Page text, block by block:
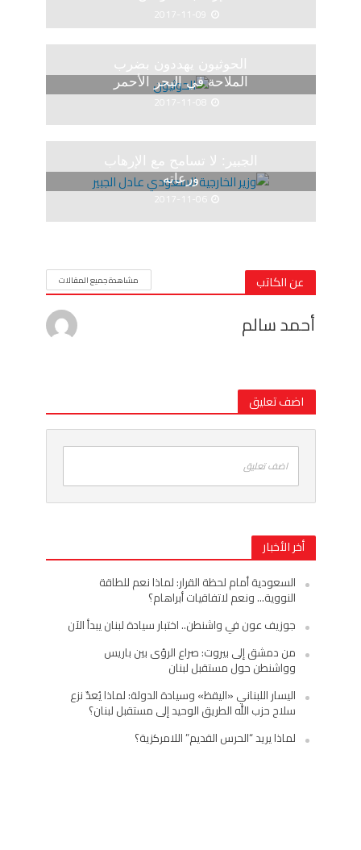
2017-11-09
الحوثيون يهددون بضرب
الملاحة في البحر الأحمر
2017-11-08
الجبير: لا تسامح مع الإرهاب
ورعاته
2017-11-06
عن الكاتب مشاهدة جميع المقالات
أحمد سالم
اضف تعليق
اضف تعليق
أخر الأخبار
السعودية أمام لحظة القرار: لماذا نعم للطاقة
النووية… ونعم لاتفاقيات أبراهام؟
جوزيف عون في واشنطن.. اختبار سيادة لبنان يبدأ الآن
من دمشق إلى بيروت: صراع الرؤى بين باريس
وواشنطن حول مستقبل لبنان
اليسار اللبناني «اليقظ» وسيادة الدولة: لماذا يُعدّ نزع
سلاح حزب الله الطريق الوحيد إلى مستقبل لبنان؟
لماذا يريد “الحرس القديم” اللامركزية؟